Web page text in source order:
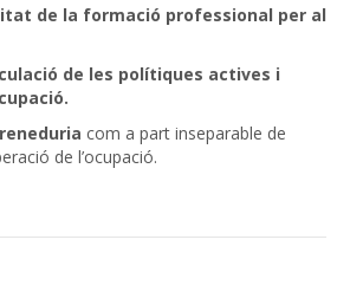
de la formació professional per al
de les polítiques actives i
com a part inseparable de
de l’ocupació.